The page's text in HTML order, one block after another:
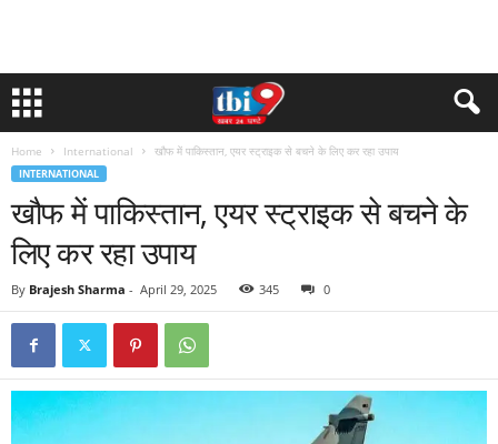
Home International खौफ में पाकिस्तान, एयर स्ट्राइक से बचने के लिए कर रहा उपाय
INTERNATIONAL
खौफ में पाकिस्तान, एयर स्ट्राइक से बचने के
लिए कर रहा उपाय
By Brajesh Sharma - April 29, 2025 345 0